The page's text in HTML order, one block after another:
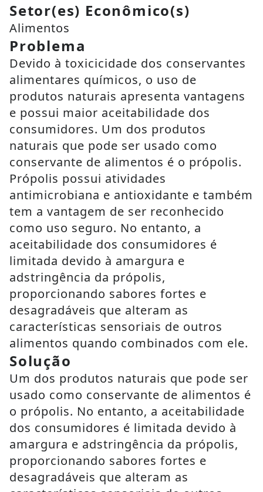
Setor(es) Econômico(s)
Alimentos
Problema
Devido à toxicicidade dos conservantes
alimentares químicos, o uso de
produtos naturais apresenta vantagens
e possui maior aceitabilidade dos
consumidores. Um dos produtos
naturais que pode ser usado como
conservante de alimentos é o própolis.
Própolis possui atividades
antimicrobiana e antioxidante e também
tem a vantagem de ser reconhecido
como uso seguro. No entanto, a
aceitabilidade dos consumidores é
limitada devido à amargura e
adstringência da própolis,
proporcionando sabores fortes e
desagradáveis que alteram as
características sensoriais de outros
alimentos quando combinados com ele.
Solução
Um dos produtos naturais que pode ser
usado como conservante de alimentos é
o própolis. No entanto, a aceitabilidade
dos consumidores é limitada devido à
amargura e adstringência da própolis,
proporcionando sabores fortes e
desagradáveis que alteram as